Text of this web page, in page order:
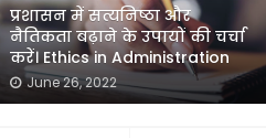
प्रशासन में सत्यनिष्ठा और
नैतिकता बढ़ाने के उपायों की चर्चा
करें। Ethics in Administration
June 26, 2022